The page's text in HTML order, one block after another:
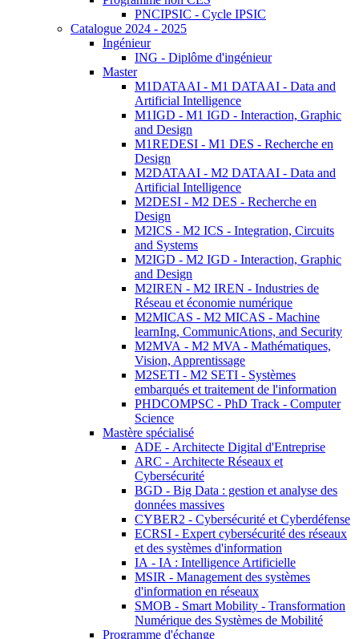
PNCIPSIC - Cycle IPSIC
Catalogue 2024 - 2025
Ingénieur
ING - Diplôme d'ingénieur
Master
M1DATAAI - M1 DATAAI - Data and
Artificial Intelligence
M1IGD - M1 IGD - Interaction, Graphic
and Design
M1REDESI - M1 DES - Recherche en
Design
M2DATAAI - M2 DATAAI - Data and
Artificial Intelligence
M2DESI - M2 DES - Recherche en
Design
M2ICS - M2 ICS - Integration, Circuits
and Systems
M2IGD - M2 IGD - Interaction, Graphic
and Design
M2IREN - M2 IREN - Industries de
Réseau et économie numérique
M2MICAS - M2 MICAS - Machine
learnIng, CommunicAtions, and Security
M2MVA - M2 MVA - Mathématiques,
Vision, Apprentissage
M2SETI - M2 SETI - Systèmes
embarqués et traitement de l'information
PHDCOMPSC - PhD Track - Computer
Science
Mastère spécialisé
ADE - Architecte Digital d'Entreprise
ARC - Architecte Réseaux et
Cybersécurité
BGD - Big Data : gestion et analyse des
données massives
CYBER2 - Cybersécurité et Cyberdéfense
ECRSI - Expert cybersécurité des réseaux
et des systèmes d'information
IA - IA : Intelligence Artificielle
MSIR - Management des systèmes
d'information en réseaux
SMOB - Smart Mobility - Transformation
Numérique des Systèmes de Mobilité
Programme d'échange